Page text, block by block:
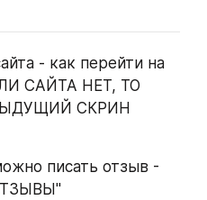
- как перейти на
САЙТА НЕТ, ТО
СКРИН
писать отзыв -